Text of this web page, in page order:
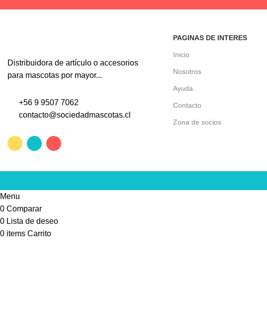
Distribuidora de artículo o accesorios
para mascotas por mayor...
+56 9 9507 7062
contacto@sociedadmascotas.cl
PAGINAS DE INTERES
Inicio
Nosotros
Ayuda
Contacto
Zona de socios
Menu
0 Comparar
0 Lista de deseo
0 items Carrito